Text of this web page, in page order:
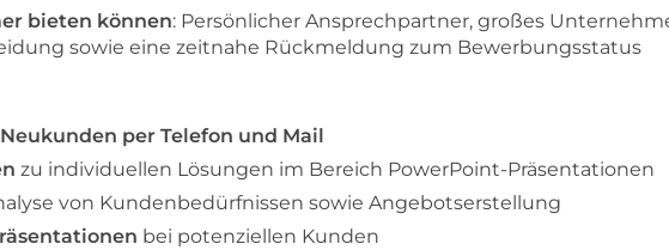
bieten können: Persönlicher Ansprechpartner, großes
sowie eine zeitnahe Rückmeldung zum Bewerbungsstatus
Neukunden per Telefon und Mail
zu individuellen Lösungen im Bereich PowerPoint-Präsentationen
von Kundenbedürfnissen sowie Angebotserstellung
bei potenziellen Kunden